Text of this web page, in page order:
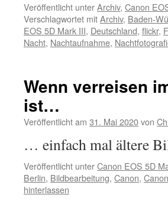
Veröffentlicht unterArchiv, Canon
Verschlagwortet mitArchiv, Baden-
EOS 5D Mark III, Deutschland, flickr,
Nacht, Nachtaufnahme,
Wenn verreisen
ist…
Veröffentlicht am 31. Mai 2020von
… einfach mal ältere
Veröffentlicht unterCanon EOS 5D
Berlin, Bildbearbeitung, Canon,
hinterlassen